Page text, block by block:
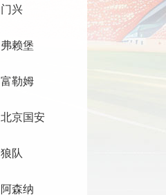
门兴
弗赖堡
富勒姆
北京国安
狼队
阿森纳